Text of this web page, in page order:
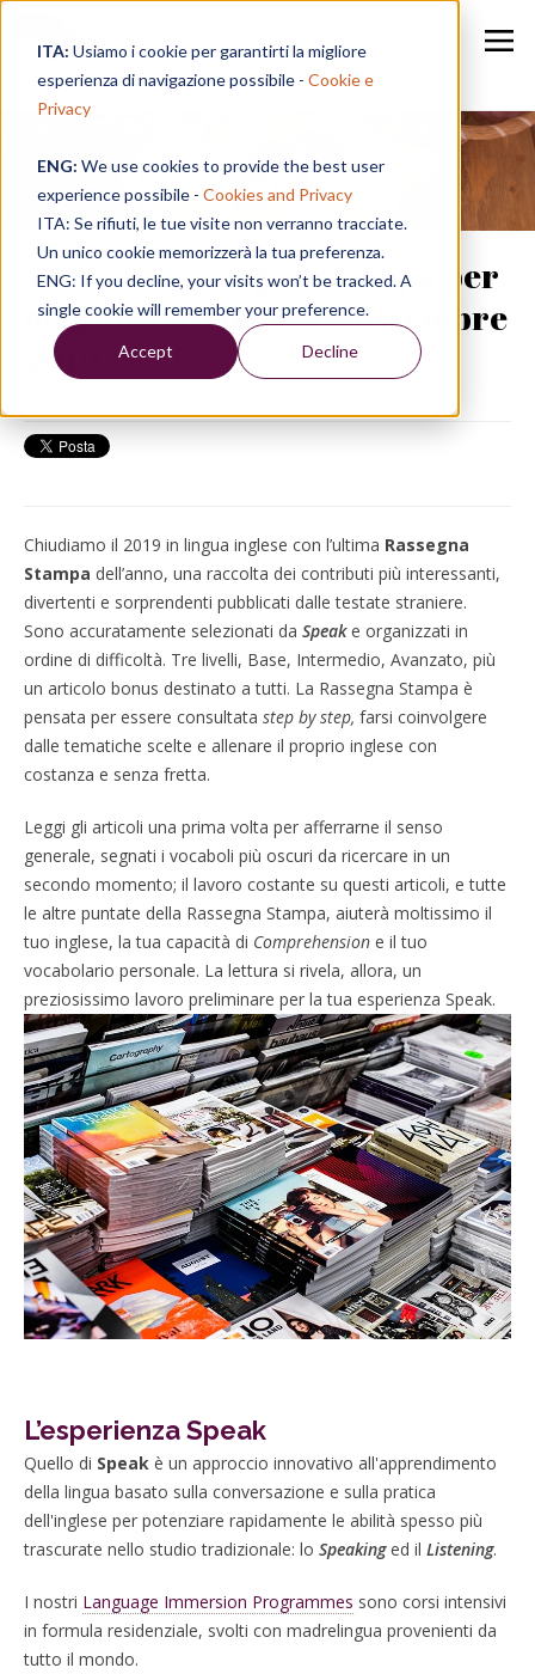
ITA: Usiamo i cookie per garantirti la migliore
esperienza di navigazione possibile - Cookie e
Privacy
ENG: We use cookies to provide the best user
experience possibile - Cookies and Privacy
ITA: Se rifiuti, le tue visite non verranno tracciate.
Un unico cookie memorizzerà la tua preferenza.
ENG: If you decline, your visits won’t be tracked. A
single cookie will remember your preference.
Accept Decline
Speak in a Week
TIPS | La rassegna stampa per
migliorare l'inglese - dicembre
2019
Chiudiamo il 2019 in lingua inglese con l’ultima Rassegna
Stampa dell’anno, una raccolta dei contributi più interessanti,
divertenti e sorprendenti pubblicati dalle testate straniere.
Sono accuratamente selezionati da Speake organizzati in
ordine di difficoltà. Tre livelli, Base, Intermedio, Avanzato, più
un articolo bonus destinato a tutti. La Rassegna Stampa è
pensata per essere consultata step by step, farsi coinvolgere
dalle tematiche scelte e allenare il proprio inglese con
costanza e senza fretta.
Leggi gli articoli una prima volta per afferrarne il senso
generale, segnati i vocaboli più oscuri da ricercare in un
secondo momento; il lavoro costante su questi articoli, e tutte
le altre puntate della Rassegna Stampa, aiuterà moltissimo il
tuo inglese, la tua capacità di Comprehension e il tuo
vocabolario personale. La lettura si rivela, allora, un
preziosissimo lavoro preliminare per la tua esperienza Speak.
L’esperienza Speak
Quello di Speak è un approccio innovativo all'apprendimento
della lingua basato sulla conversazione e sulla pratica
dell'inglese per potenziare rapidamente le abilità spesso più
trascurate nello studio tradizionale: lo Speakinged il Listening.
I nostri Language Immersion Programmes sono corsi intensivi
in formula residenziale, svolti con madrelingua provenienti da
tutto il mondo.